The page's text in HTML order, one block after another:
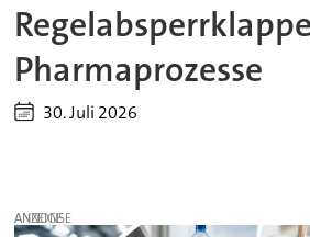
Pharmaprozesse
30. Juli 2026
ANZEIGE